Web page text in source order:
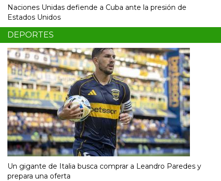
Naciones Unidas defiende a Cuba ante la presión de
Estados Unidos
DEPORTES
Un gigante de Italia busca comprar a Leandro Paredes y
prepara una oferta